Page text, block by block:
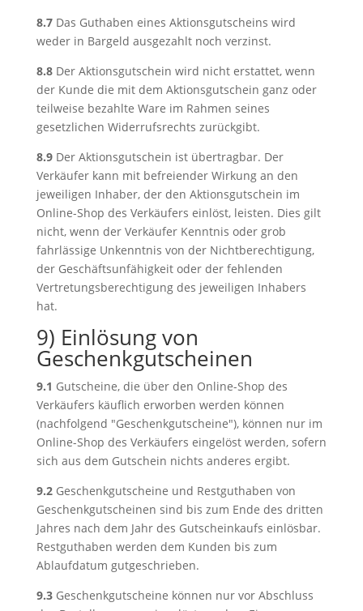
8.7Das Guthaben eines Aktionsgutscheins wird
weder in Bargeld ausgezahlt noch verzinst.
8.8Der Aktionsgutschein wird nicht erstattet, wenn
der Kunde die mit dem Aktionsgutschein ganz oder
teilweise bezahlte Ware im Rahmen seines
gesetzlichen Widerrufsrechts zurückgibt.
8.9Der Aktionsgutschein ist übertragbar. Der
Verkäufer kann mit befreiender Wirkung an den
jeweiligen Inhaber, der den Aktionsgutschein im
Online-Shop des Verkäufers einlöst, leisten. Dies gilt
nicht, wenn der Verkäufer Kenntnis oder grob
fahrlässige Unkenntnis von der Nichtberechtigung,
der Geschäftsunfähigkeit oder der fehlenden
Vertretungsberechtigung des jeweiligen Inhabers
hat.
9) Einlösung von
Geschenkgutscheinen
9.1 Gutscheine, die über den Online-Shop des
Verkäufers käuflich erworben werden können
(nachfolgend "Geschenkgutscheine"), können nur im
Online-Shop des Verkäufers eingelöst werden, sofern
sich aus dem Gutschein nichts anderes ergibt.
9.2Geschenkgutscheine und Restguthaben von
Geschenkgutscheinen sind bis zum Ende des dritten
Jahres nach dem Jahr des Gutscheinkaufs einlösbar.
Restguthaben werden dem Kunden bis zum
Ablaufdatum gutgeschrieben.
9.3Geschenkgutscheine können nur vor Abschluss